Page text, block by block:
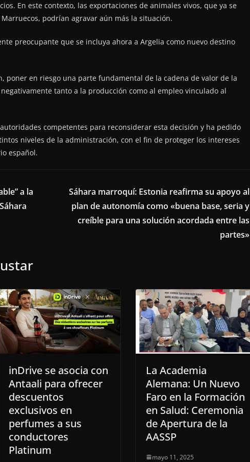
En este contexto, las exportaciones de animales vivos, que ya se
podrían agravar aún más la situación.
preocupante que se incluya ahora a Argelia como nuevo destino
poner en riesgo una parte fundamental de la cadena de valor de la
tanto a la producción como al empleo vinculado al
competentes para reconsiderar esta decisión y ha pedido
niveles de la administración, con el fin de proteger los intereses
español.
a la
Sáhara marroquí: Estonia reafirma su apoyo al
plan de autonomía como «buena base, seria y
creíble para una solución acordada entre las
partes»
inDrive se asocia con
Antaali para ofrecer
descuentos
exclusivos en
perfumes a sus
conductores
Platinum
La Academia
Alemana: Un Nuevo
Faro en la Formación
en Salud: Ceremonia
de Apertura de la
AASSP
mayo 11, 2025